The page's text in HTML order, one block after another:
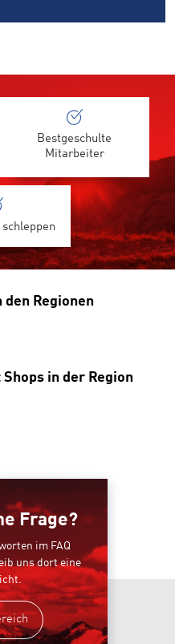
Bestgeschulte
Mitarbeiter
den Regionen
Shops in der Region
Frage?
im FAQ
uns dort eine